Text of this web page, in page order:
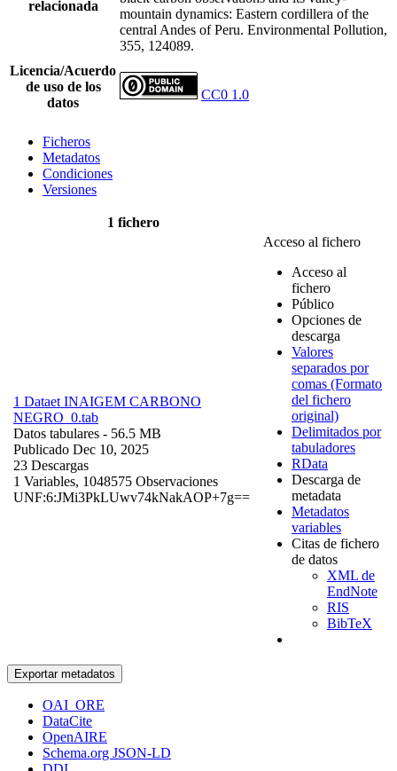
relacionada
mountain dynamics: Eastern cordillera of the
central Andes of Peru. Environmental Pollution,
355, 124089.
Licencia/Acuerdo
de uso de los
datos
CC0 1.0
Ficheros
Metadatos
Condiciones
Versiones
1 fichero
1 Dataet INAIGEM CARBONO
NEGRO_0.tab
Datos tabulares - 56.5 MB
Publicado Dec 10, 2025
23 Descargas
1 Variables, 1048575 Observaciones
UNF:6:JMi3PkLUwv74kNakAOP+7g==
Acceso al fichero
Acceso al
fichero
Público
Opciones de
descarga
Valores
separados por
comas (Formato
del fichero
original)
Delimitados por
tabuladores
RData
Descarga de
metadata
Metadatos
variables
Citas de fichero
de datos
XML de
EndNote
RIS
BibTeX
Exportar metadatos
OAI_ORE
DataCite
OpenAIRE
Schema.org JSON-LD